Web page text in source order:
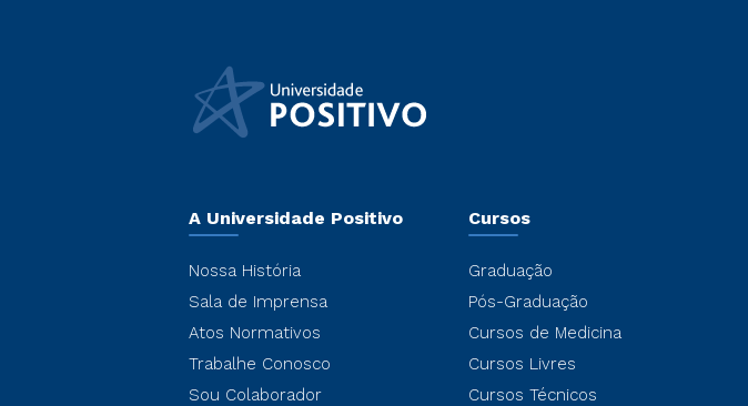
A Universidade Positivo
Nossa História
Sala de Imprensa
Atos Normativos
Trabalhe Conosco
Sou Colaborador
Cursos
Graduação
Pós-Graduação
Cursos de Medicina
Cursos Livres
Cursos Técnicos